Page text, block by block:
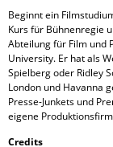
Beginnt ein
Kurs für Bühnenregie
Abteilung für Film und
University. Er hat als
Spielberg oder Ridley
London und Havanna
Presse-Junkets und
eigene
Credits